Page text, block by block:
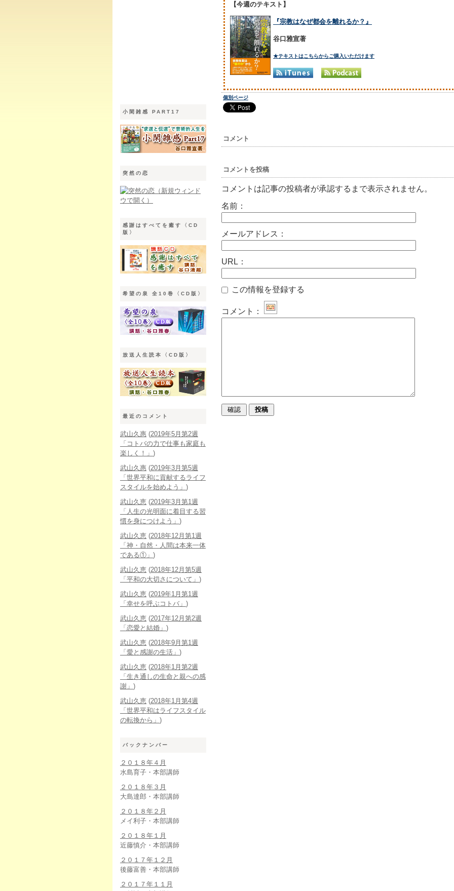
小閑雑感 PART17
突然の恋
感謝はすべてを癒す〈CD
版〉
希望の泉 全10巻〈CD版〉
放送人生読本〈CD版〉
最近のコメント
武山久惠 (2019年5月第2週
「コトバの力で仕事も家庭も
楽しく！」 )
武山久惠 (2019年3月第5週
「世界平和に貢献するライフ
スタイルを始めよう」 )
武山久恵 (2019年3月第1週
「人生の光明面に着目する習
慣を身につけよう」 )
武山久恵 (2018年12月第1週
「神・自然・人間は本来一体
である①」 )
武山久恵 (2018年12月第5週
「平和の大切さについて」 )
武山久恵 (2019年1月第1週
「幸せを呼ぶコトバ」 )
武山久恵 (2017年12月第2週
「恋愛と結婚」 )
武山久恵 (2018年9月第1週
「愛と感謝の生活」 )
武山久恵 (2018年1月第2週
「生き通しの生命と親への感
謝」 )
武山久恵 (2018年1月第4週
「世界平和はライフスタイル
の転換から」 )
バックナンバー
２０１８年４月
水島育子・本部講師
２０１８年３月
大島達郎・本部講師
２０１８年２月
メイ利子・本部講師
２０１８年１月
近藤慎介・本部講師
２０１７年１２月
後藤富善・本部講師
２０１７年１１月
【今週のテキスト】
『宗教はなぜ都会を離れるか？』
谷口雅宣著
★テキストはこちらからご購入いただけます
個別ページ
コメント
コメントを投稿
コメントは記事の投稿者が承認するまで表示されません。
名前：
メールアドレス：
URL：
この情報を登録する
コメント：